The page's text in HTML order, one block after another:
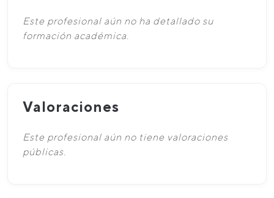
Este profesional aún no ha detallado su
formación académica.
Valoraciones
Este profesional aún no tiene valoraciones
públicas.